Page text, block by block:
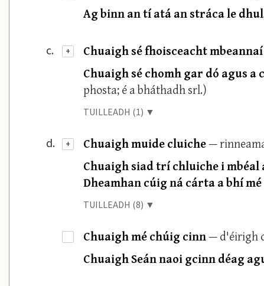
Ag binn an tí atá an stráca le
c. + Chuaigh sé fhoisceacht
Chuaigh sé chomh gar dó agus
phosta; é a bháthadh srl.)
TUILLEADH (1) ▼
d. + Chuaigh muide cluiche—
Chuaigh siad trí chluiche i
Dheamhan cúig ná cárta a bhí
TUILLEADH (8) ▼
Chuaigh mé chúig cinn— d'éirigh
Chuaigh Seán naoi gcinn déag